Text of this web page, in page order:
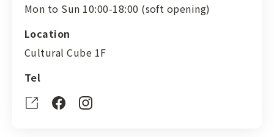
Mon to Sun 10:00-18:00 (soft opening)
Location
Cultural Cube 1F
Tel